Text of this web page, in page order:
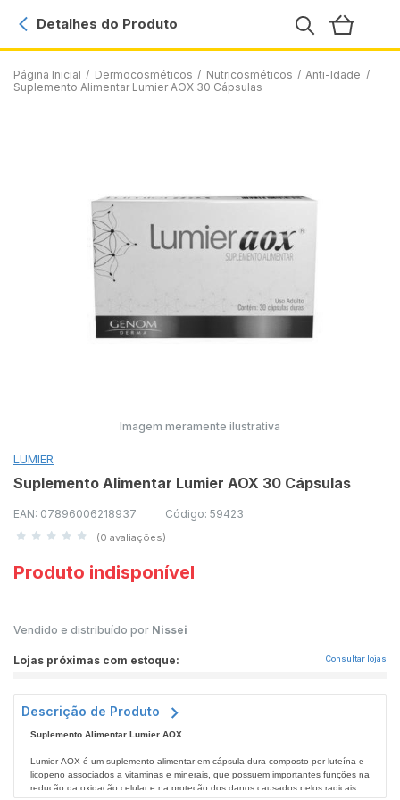
Página Inicial / Dermocosméticos / Nutricosméticos / Anti-Idade /
Suplemento Alimentar Lumier AOX 30 Cápsulas
Detalhes do Produto
Imagem meramente ilustrativa
LUMIER
Suplemento Alimentar Lumier AOX 30 Cápsulas
EAN: 07896006218937 Código: 59423
(0 avaliações)
Produto indisponível
Vendido e distribuído por Nissei
Lojas próximas com estoque: Consultar lojas
Descrição de Produto
Suplemento Alimentar Lumier AOX
Lumier AOX é um suplemento alimentar em cápsula dura composto por luteína e
licopeno associados a vitaminas e minerais, que possuem importantes funções na
redução da oxidação celular e na proteção dos danos causados pelos radicais